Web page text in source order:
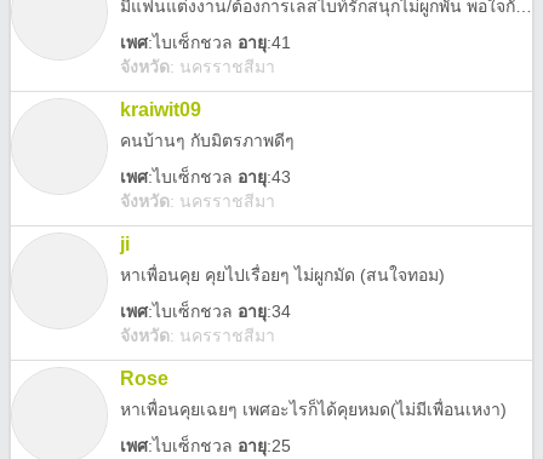
เพศ:ไบเซ็กชวล อายุ:41
จังหวัด: นครราชสีมา
kraiwit09
คนบ้านๆ กับมิตรภาพดีๆ
เพศ:ไบเซ็กชวล อายุ:43
จังหวัด: นครราชสีมา
ji
หาเพื่อนคุย คุยไปเรื่อยๆ ไม่ผูกมัด (สนใจทอม)
เพศ:ไบเซ็กชวล อายุ:34
จังหวัด: นครราชสีมา
Rose
หาเพื่อนคุยเฉยๆ เพศอะไรก็ได้คุยหมด(ไม่มีเพื่อนเหงา)
เพศ:ไบเซ็กชวล อายุ:25